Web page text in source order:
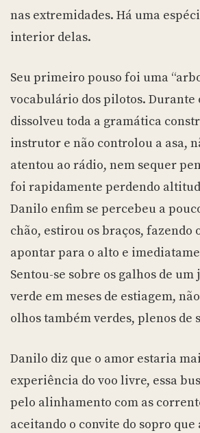
nas extremidades. Há uma
interior delas.
Seu primeiro pouso foi uma
vocabulário dos pilotos. Durante
dissolveu toda a gramática
instrutor e não controlou a asa,
atentou ao rádio, nem sequer
foi rapidamente perdendo
Danilo enfim se percebeu a
chão, estirou os braços, fazendo
apontar para o alto e
Sentou-se sobre os galhos de
verde em meses de estiagem,
olhos também verdes, plenos de
Danilo diz que o amor estaria
experiência do voo livre, essa
pelo alinhamento com as
aceitando o convite do sopro que